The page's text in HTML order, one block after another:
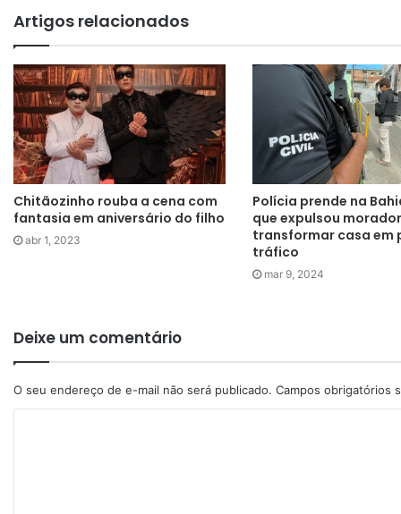
Artigos relacionados
Chitãozinho rouba a cena com
fantasia em aniversário do filho
abr 1, 2023
Polícia prende na
que expulsou
transformar casa em
tráfico
mar 9, 2024
Deixe um comentário
O seu endereço de e-mail não será publicado. Campos obrigatórios